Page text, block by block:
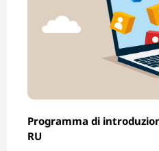
Programma di
RU